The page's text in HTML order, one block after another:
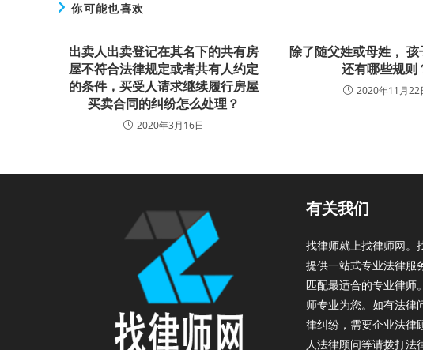
你可能也喜欢
出卖人出卖登记在其名下的共有房
屋不符合法律规定或者共有人约定
的条件，买受人请求继续履行房屋
买卖合同的纠纷怎么处理？
2020年3月16日
除了随父姓或母姓，
还有哪些规则
2020年11月22
有关我们
找律师就上找律师网。
提供一站式专业法律服
匹配最适合的专业律师
师专业为您。如有法律
律纠纷，需要企业法律
人法律顾问等请拨打法